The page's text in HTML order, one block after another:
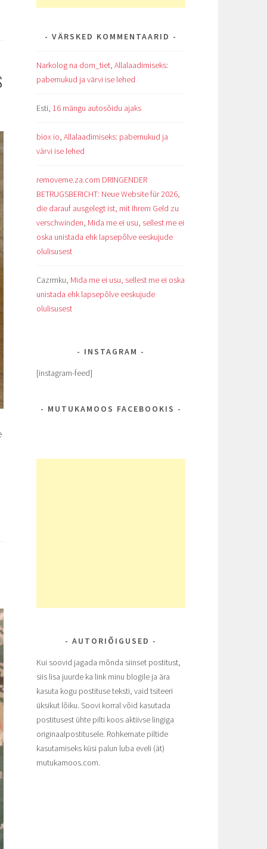
VÄRSKED KOMMENTAARID
Narkolog na dom_tiet, Allalaadimiseks:
pabernukud ja värvi ise lehed
Esti, 16 mängu autosõidu ajaks
biox io, Allalaadimiseks: pabernukud ja
värvi ise lehed
removeme.za.com DRINGENDER
BETRUGSBERICHT: Neue Website für 2026,
die darauf ausgelegt ist, mit Ihrem Geld zu
verschwinden, Mida me ei usu, sellest me ei
oska unistada ehk lapsepõlve eeskujude
olulisusest
Cazrmku, Mida me ei usu, sellest me ei oska
unistada ehk lapsepõlve eeskujude
olulisusest
INSTAGRAM
[instagram-feed]
MUTUKAMOOS FACEBOOKIS
AUTORIÕIGUSED
Kui soovid jagada mõnda siinset postitust,
siis lisa juurde ka link minu blogile ja ära
kasuta kogu postituse teksti, vaid tsiteeri
üksikut lõiku. Soovi korral võid kasutada
postitusest ühte pilti koos aktiivse lingiga
originaalpostitusele. Rohkemate piltide
kasutamiseks küsi palun luba eveli (ät)
mutukamoos.com.